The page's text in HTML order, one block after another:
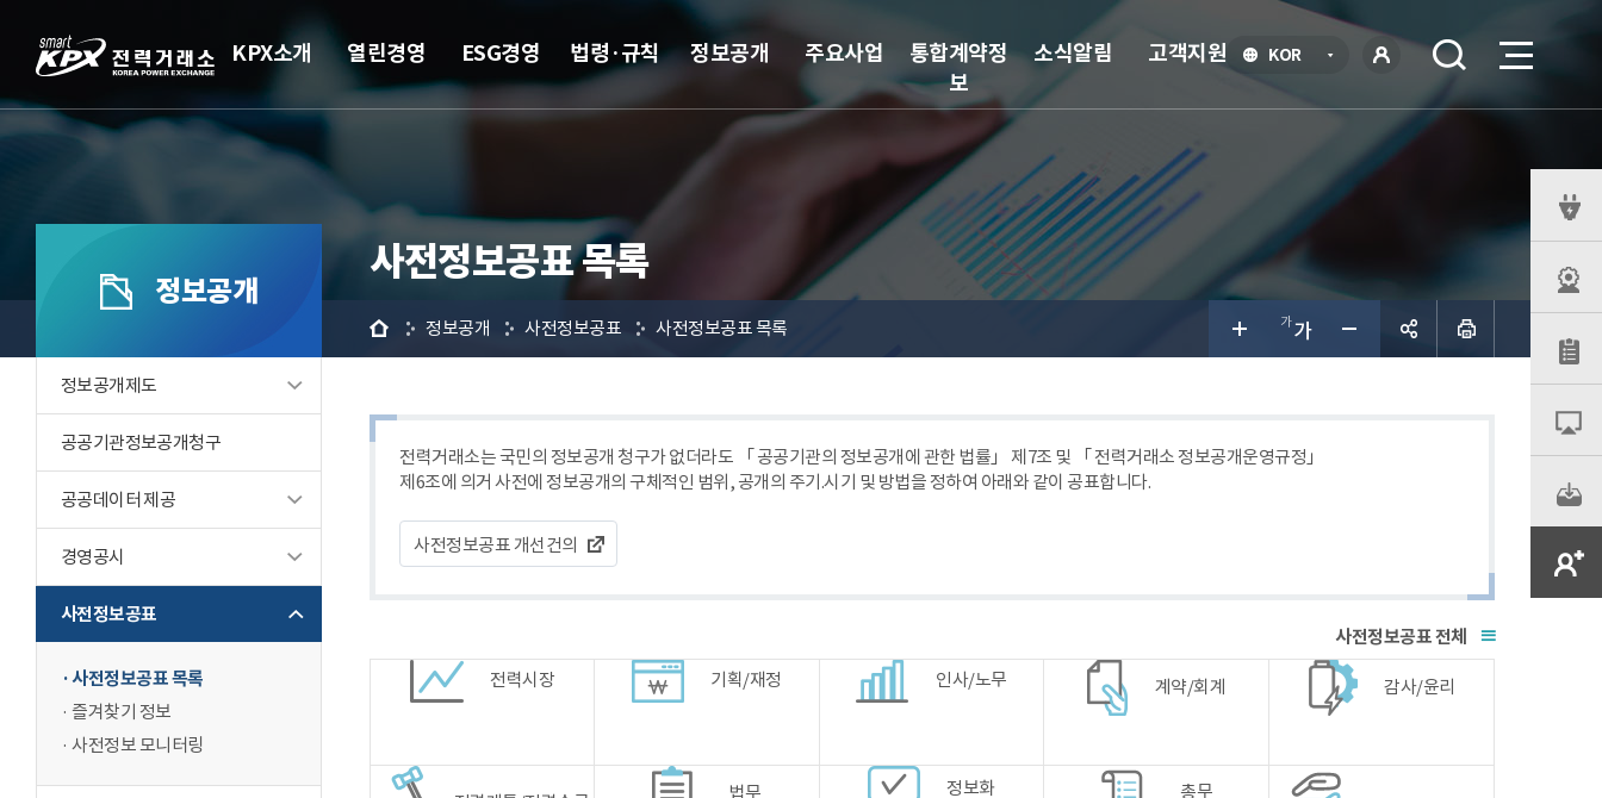
KOR언
그인
KPX소개 열린경영 ESG경영 법령·규칙 정보공개 주요사업
통합계약정
보
소식알림 고객지원
정보공개
정보공개제도
공공기관정보공개청구
공공데이터 제공
경영공시
사전정보공표
사전정보공표 목록
즐겨찾기 정보
사전정보 모니터링
사전정보공표 목록
홈 정보공개 사전정보공표 사전정보공표 목록
전력거래소는 국민의 정보공개 청구가 없더라도 「 공공기관의 정보공개에 관한 법률」 제7조 및 「 전력거래소 정보공개운영규정」
제6조에 의거 사전에 정보공개의 구체적인 범위, 공개의 주기.시기 및 방법을 정하여 아래와 같이 공표합니다.
사전정보공표 개선건의
전체
전력시장
기획/재정 인사/노무 계약/회계 감사/윤리
법무 정보화 총무
뉴